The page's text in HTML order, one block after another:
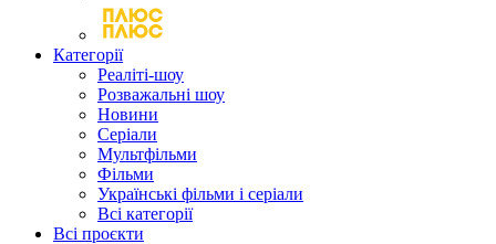
Категорії
Реаліті-шоу
Розважальні шоу
Новини
Серіали
Мультфільми
Фільми
Українські фільми і серіали
Всі категорії
Всі проєкти